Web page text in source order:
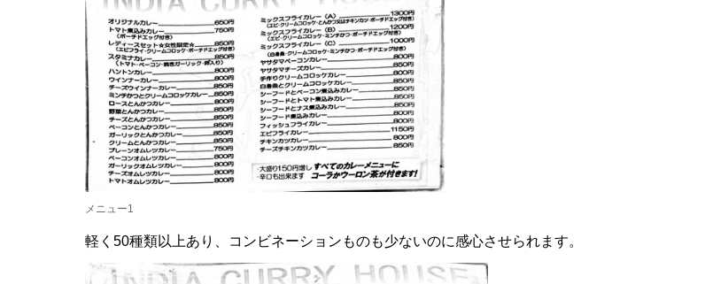
メニュー1
軽く50種類以上あり、コンビネーションものも少ないのに感心させられます。